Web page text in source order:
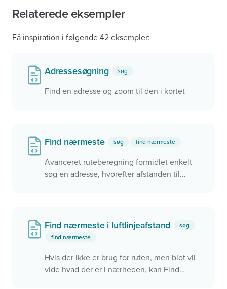
Relaterede eksempler
Få inspiration i følgende 42 eksempler:
Adressesøgning søg
Find en adresse og zoom til den i kortet
Find nærmeste søg find nærmeste
Avanceret ruteberegning formidlet enkelt -
søg en adresse, hvorefter afstanden til
Find nærmeste i luftlinjeafstand
søg
find nærmeste
Hvis der ikke er brug for ruten, men blot vil
vide hvad der er i nærheden, kan Find